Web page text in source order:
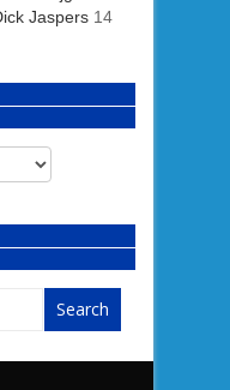
Jaspers 14